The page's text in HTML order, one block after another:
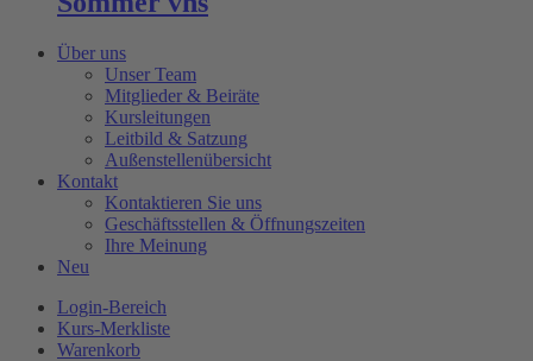
Über uns
Unser Team
Mitglieder & Beiräte
Kursleitungen
Leitbild & Satzung
Außenstellenübersicht
Kontakt
Kontaktieren Sie uns
Geschäftsstellen & Öffnungszeiten
Ihre Meinung
Neu
Login-Bereich
Kurs-Merkliste
Warenkorb